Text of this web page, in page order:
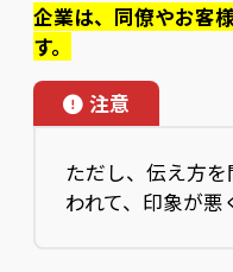
企業は、同僚やお客
す。
注意
ただし、伝え方
われて、印象が悪